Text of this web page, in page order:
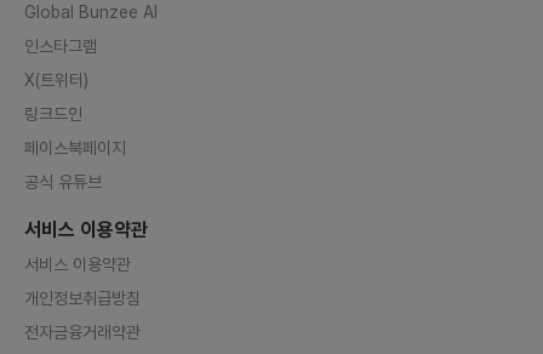
Global Bunzee AI
인스타그램
X(트위터)
링크드인
페이스북페이지
공식 유튜브
서비스 이용약관
서비스 이용약관
개인정보취급방침
전자금융거래약관